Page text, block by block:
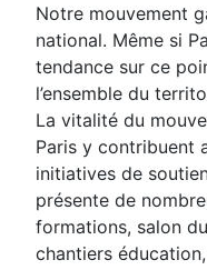
Notre mouvement
national. Même si
tendance sur ce
l’ensemble du
La vitalité du
Paris y contribuent
initiatives de
présente de
formations, salon
chantiers